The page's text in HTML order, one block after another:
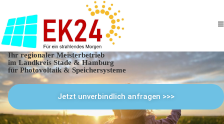
Ihr regionaler Meisterbetrieb
im Landkreis Stade & Hamburg
für Photovoltaik & Speichersysteme
Jetzt unverbindlich anfragen >>>